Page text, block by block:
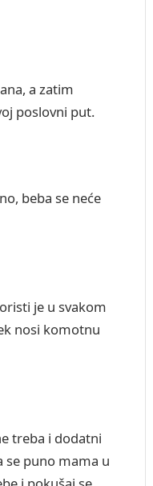
a zatim
poslovni put.
beba se neće
je u svakom
nosi komotnu
treba i dodatni
se puno mama u